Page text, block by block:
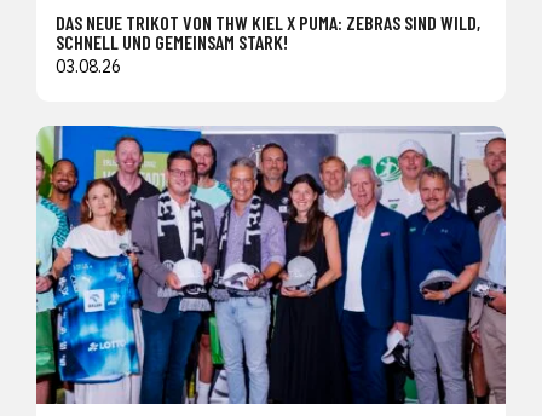
DAS NEUE TRIKOT VON THW KIEL X PUMA: ZEBRAS SIND WILD,
SCHNELL UND GEMEINSAM STARK!
03.08.26